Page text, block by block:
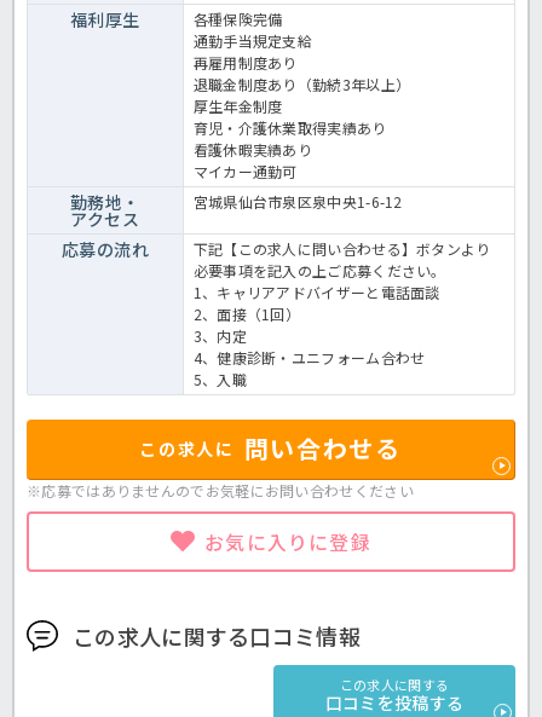
福利厚生
各種保険完備
通勤手当規定支給
再雇用制度あり
退職金制度あり（勤続3年以上）
厚生年金制度
育児・介護休業取得実績あり
看護休暇実績あり
マイカー通勤可
勤務地・
アクセス
宮城県仙台市泉区泉中央1-6-12
応募の流れ
下記【この求人に問い合わせる】ボタンより
必要事項を記入の上ご応募ください。
1、キャリアアドバイザーと電話面談
2、面接（1回）
3、内定
4、健康診断・ユニフォーム合わせ
5、入職
この求人に 問い合わせる
※応募ではありませんのでお気軽にお問い合わせください
お気に入りに登録
この求人に関する口コミ情報
この求人に関する
口コミを投稿する